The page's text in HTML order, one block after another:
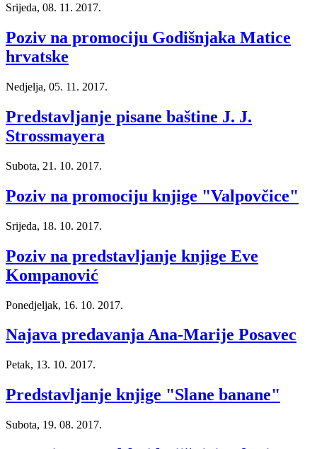
Srijeda, 08. 11. 2017.
Poziv na promociju Godišnjaka Matice
hrvatske
Nedjelja, 05. 11. 2017.
Predstavljanje pisane baštine J. J.
Strossmayera
Subota, 21. 10. 2017.
Poziv na promociju knjige "Valpovčice"
Srijeda, 18. 10. 2017.
Poziv na predstavljanje knjige Eve
Kompanović
Ponedjeljak, 16. 10. 2017.
Najava predavanja Ana-Marije Posavec
Petak, 13. 10. 2017.
Predstavljanje knjige "Slane banane"
Subota, 19. 08. 2017.